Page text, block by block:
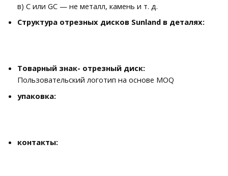
в) C или GC — не металл, камень и т. д.
Структура отрезных дисков Sunland в деталях:
Товарный знак- отрезный диск:
Пользовательский логотип на основе MOQ
упаковка:
контакты: